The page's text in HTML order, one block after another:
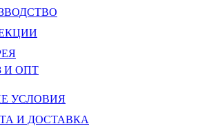
И ОПТ
УСЛОВИЯ
И ДОСТАВКА